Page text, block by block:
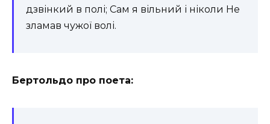
дзвінкий в полі; Сам я вільний і ніколи Не
зламав чужої волі.
Бертольдо про поета: